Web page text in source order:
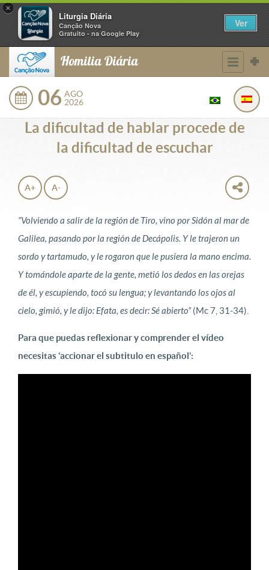
×
Liturgia Diária
Canção Nova
Gratuito - na Google Play
Ver
Homilia Diária
06 AGO
2026
La dificultad de hablar procede de
la dificultad de escuchar
A+ A-
“Volviendo a salir de la región de Tiro, vino por Sidón al mar de
Galilea, pasando por la región de Decápolis. Y le trajeron un
sordo y tartamudo, y le rogaron que le pusiera la mano encima.
Y tomándole aparte de la gente, metió los dedos en las orejas
de él, y escupiendo, tocó su lengua; y levantando los ojos al
cielo, gimió, y le dijo: Efata, es decir: Sé abierto”(Mc 7, 31-34).
Para que puedas reflexionar y comprender el vídeo
necesitas ‘accionar el subtitulo en español’: